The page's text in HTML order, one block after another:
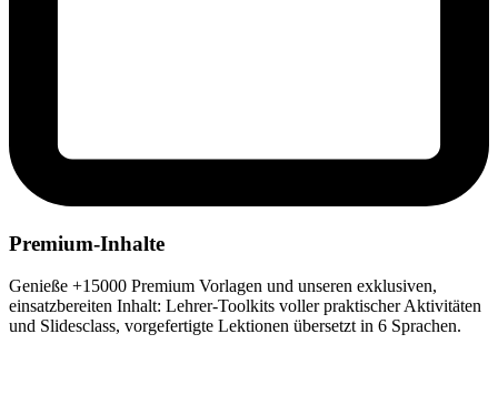
Premium-Inhalte
Genieße +15000 Premium Vorlagen und unseren exklusiven,
einsatzbereiten Inhalt: Lehrer-Toolkits voller praktischer Aktivitäten
und Slidesclass, vorgefertigte Lektionen übersetzt in 6 Sprachen.